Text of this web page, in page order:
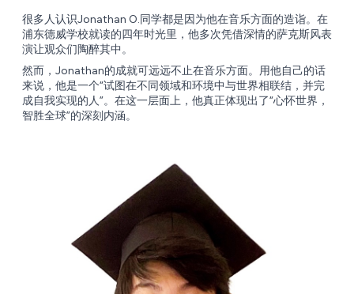
很多人认识Jonathan O.同学都是因为他在音乐方面的造诣。在
浦东德威学校就读的四年时光里，他多次凭借深情的萨克斯风表
演让观众们陶醉其中。
然而，Jonathan的成就可远远不止在音乐方面。用他自己的话
来说，他是一个“试图在不同领域和环境中与世界相联结，并完
成自我实现的人”。在这一层面上，他真正体现出了“心怀世界，
智胜全球”的深刻内涵。